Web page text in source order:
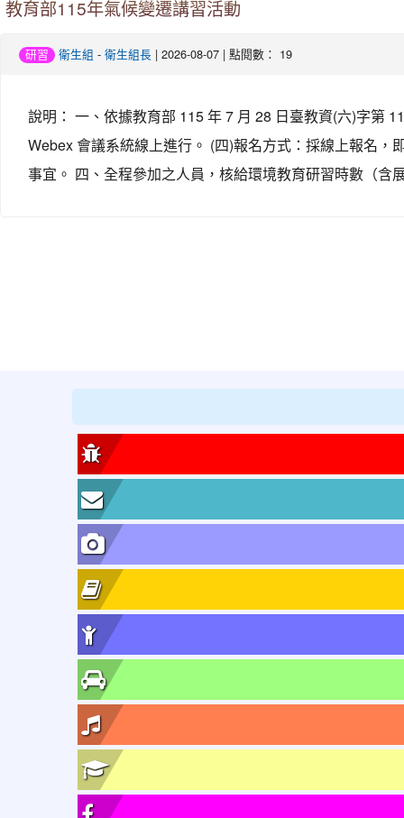
教育部115年氣候變遷講習活動
研習 衛生組 - 衛生組長 | 2026-08-07 | 點閱數： 19
說明： 一、依據教育部 115 年 7 月 28 日臺教資(六)字第
Webex 會議系統線上進行。 (四)報名方式：採線上報名
事宜。 四、全程參加之人員，核給環境教育研習時數（含